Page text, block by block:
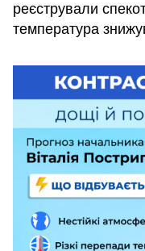
реєстрували
температура